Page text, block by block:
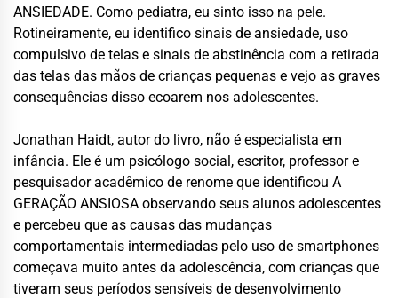
ANSIEDADE. Como pediatra, eu sinto isso na pele.
Rotineiramente, eu identifico sinais de ansiedade, uso
compulsivo de telas e sinais de abstinência com a retirada
das telas das mãos de crianças pequenas e vejo as graves
consequências disso ecoarem nos adolescentes.
Jonathan Haidt, autor do livro, não é especialista em
infância. Ele é um psicólogo social, escritor, professor e
pesquisador acadêmico de renome que identificou A
GERAÇÃO ANSIOSA observando seus alunos adolescentes
e percebeu que as causas das mudanças
comportamentais intermediadas pelo uso de smartphones
começava muito antes da adolescência, com crianças que
tiveram seus períodos sensíveis de desenvolvimento